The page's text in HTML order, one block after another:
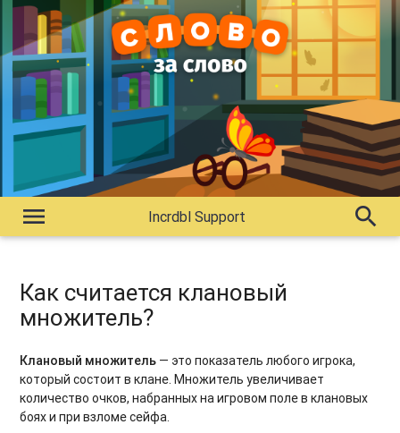
menu Incrdbl Support search
Как считается клановый
множитель?
Клановый множитель — это показатель любого игрока,
который состоит в клане. Множитель увеличивает
количество очков, набранных на игровом поле в клановых
боях и при взломе сейфа.